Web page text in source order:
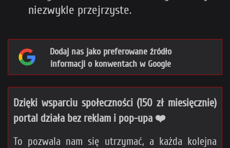
niezwykle przejrzyste.
Dodaj nas jako preferowane źródło
informacji o konwentach w Google
Dzięki wsparciu społeczności (150 zł miesięcznie)
portal działa bez reklam i pop-upa ❤️
To pozwala nam się utrzymać, a każda kolejna